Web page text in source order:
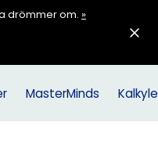
drömmer om. »
MasterMinds